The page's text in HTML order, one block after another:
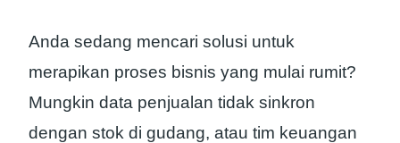
Anda sedang mencari solusi untuk
merapikan proses bisnis yang mulai rumit?
Mungkin data penjualan tidak sinkron
dengan stok di gudang, atau tim keuangan